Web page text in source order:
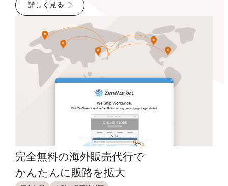
詳しく見る
完全無料の海外販売代行で
かんたんに販路を拡大